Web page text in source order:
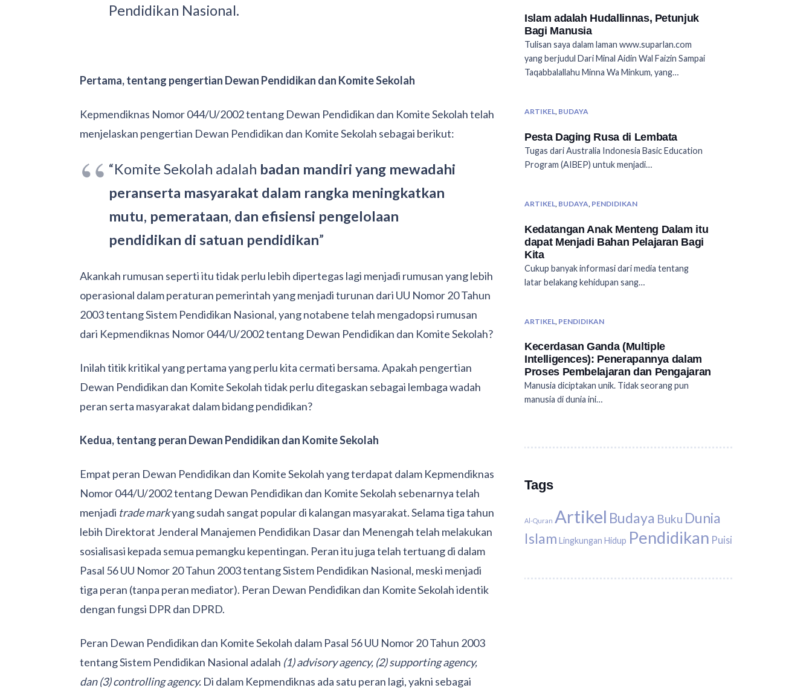
Pendidikan Nasional.
Pertama, tentang pengertian Dewan Pendidikan dan Komite Sekolah
Kepmendiknas Nomor 044/U/2002 tentang Dewan Pendidikan dan Komite Sekolah telah
menjelaskan pengertian Dewan Pendidikan dan Komite Sekolah sebagai berikut:
“Komite Sekolah adalah badan mandiri yang mewadahi
peranserta masyarakat dalam rangka meningkatkan
mutu, pemerataan, dan efisiensi pengelolaan
pendidikan di satuan pendidikan”
Akankah rumusan seperti itu tidak perlu lebih dipertegas lagi menjadi rumusan yang lebih
operasional dalam peraturan pemerintah yang menjadi turunan dari UU Nomor 20 Tahun
2003 tentang Sistem Pendidikan Nasional, yang notabene telah mengadopsi rumusan
dari Kepmendiknas Nomor 044/U/2002 tentang Dewan Pendidikan dan Komite Sekolah?
Inilah titik kritikal yang pertama yang perlu kita cermati bersama. Apakah pengertian
Dewan Pendidikan dan Komite Sekolah tidak perlu ditegaskan sebagai lembaga wadah
peran serta masyarakat dalam bidang pendidikan?
Kedua, tentang peran Dewan Pendidikan dan Komite Sekolah
Empat peran Dewan Pendidikan dan Komite Sekolah yang terdapat dalam Kepmendiknas
Nomor 044/U/2002 tentang Dewan Pendidikan dan Komite Sekolah sebenarnya telah
menjadi trade markyang sudah sangat popular di kalangan masyarakat. Selama tiga tahun
lebih Direktorat Jenderal Manajemen Pendidikan Dasar dan Menengah telah melakukan
sosialisasi kepada semua pemangku kepentingan. Peran itu juga telah tertuang di dalam
Pasal 56 UU Nomor 20 Tahun 2003 tentang Sistem Pendidikan Nasional, meski menjadi
tiga peran (tanpa peran mediator). Peran Dewan Pendidikan dan Komite Sekolah identik
dengan fungsi DPR dan DPRD.
Peran Dewan Pendidikan dan Komite Sekolah dalam Pasal 56 UU Nomor 20 Tahun 2003
tentang Sistem Pendidikan Nasional adalah (1) advisory agency, (2) supporting agency,
dan (3) controlling agency. Di dalam Kepmendiknas ada satu peran lagi, yakni sebagai
Islam adalah Hudallinnas, Petunjuk
Bagi Manusia
Tulisan saya dalam laman www.suparlan.com
yang berjudul Dari Minal Aidin Wal Faizin Sampai
Taqabbalallahu Minna Wa Minkum, yang…
ARTIKEL, BUDAYA
Pesta Daging Rusa di Lembata
Tugas dari Australia Indonesia Basic Education
Program (AIBEP) untuk menjadi…
ARTIKEL BUDAYA PENDIDIKAN
Kedatangan Anak Menteng Dalam itu
dapat Menjadi Bahan Pelajaran Bagi
Kita
Cukup banyak informasi dari media tentang
latar belakang kehidupan sang…
ARTIKEL PENDIDIKAN
Kecerdasan Ganda (Multiple
Intelligences): Penerapannya dalam
Proses Pembelajaran dan Pengajaran
Manusia diciptakan unik. Tidak seorang pun
manusia di dunia ini…
Tags
Al-Quran Artikel Budaya Buku Dunia
Islam Lingkungan Hidup Pendidikan Puisi